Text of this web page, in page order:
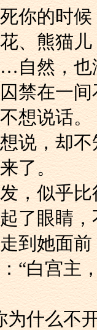
你的时
怜花、熊
自然，也
囚禁在一
不想说话。
们想说，却
来了。
焕发，似乎
闭起了眼睛
要走到她
道：“白宫
你为什么不